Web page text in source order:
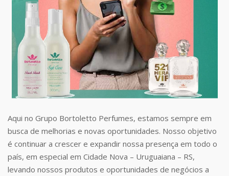
Aqui no Grupo Bortoletto Perfumes, estamos sempre em
busca de melhorias e novas oportunidades. Nosso objetivo
é continuar a crescer e expandir nossa presença em todo o
país, em especial em Cidade Nova – Uruguaiana – RS,
levando nossos produtos e oportunidades de negócios a